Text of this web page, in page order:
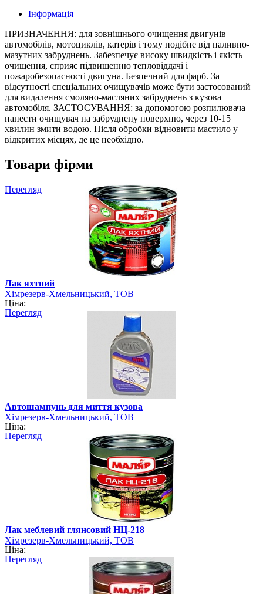
Інформація
ПРИЗНАЧЕННЯ: для зовнішнього очищення двигунів
автомобілів, мотоциклів, катерів і тому подібне від паливно-
мазутних забруднень. Забезпечує високу швидкість і якість
очищення, сприяє підвищенню тепловіддачі і
пожаробезопасності двигуна. Безпечний для фарб. За
відсутності спеціальних очищувачів може бути застосований
для видалення смоляно-масляних забруднень з кузова
автомобіля. ЗАСТОСУВАННЯ: за допомогою розпилювача
нанести очищувач на забруднену поверхню, через 10-15
хвилин змити водою. Після обробки відновити мастило у
відкритих місцях, де це необхідно.
Товари фірми
Перегляд
Лак яхтний
Хімрезерв-Хмельницький, ТОВ
Ціна:
Перегляд
Автошампунь для миття кузова
Хімрезерв-Хмельницький, ТОВ
Ціна:
Перегляд
Лак меблевий глянсовий НЦ-218
Хімрезерв-Хмельницький, ТОВ
Ціна:
Перегляд